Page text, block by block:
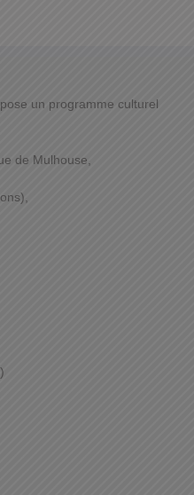
un programme culturel
de Mulhouse,